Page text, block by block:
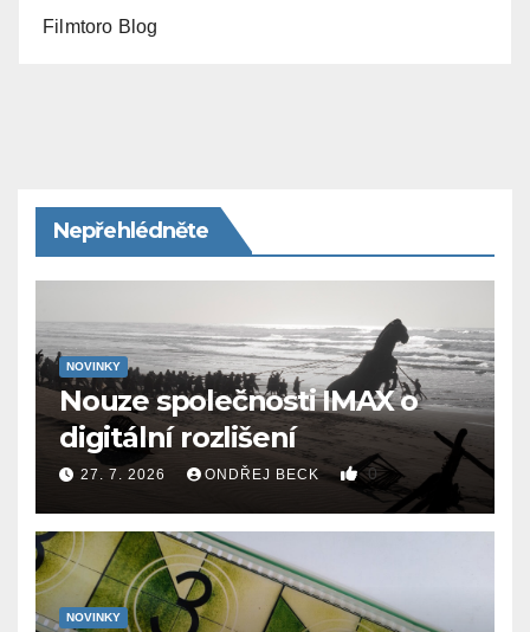
Filmtoro Blog
Nepřehlédněte
NOVINKY
Nouze společnosti IMAX o
digitální rozlišení
27. 7. 2026 ONDŘEJ BECK 0
NOVINKY